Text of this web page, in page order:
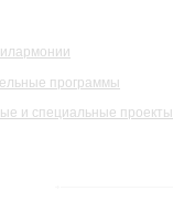
программы
и специальные проекты